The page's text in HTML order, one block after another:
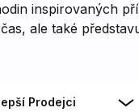
inspirovaných
ale také
Prodejci